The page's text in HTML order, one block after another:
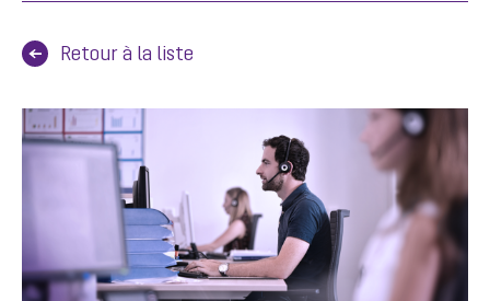
Retour à la liste